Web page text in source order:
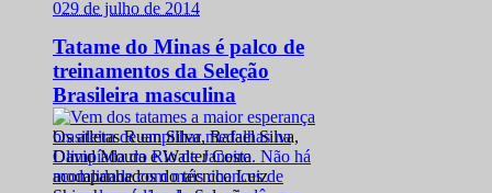
029 de julho de 2014
Tatame do Minas é palco de
treinamentos da Seleção
Brasileira masculina
Os atletas Ruan Silva, Rafael Silva,
David Moura e Walter Costa
acompanhados do técnico Luiz